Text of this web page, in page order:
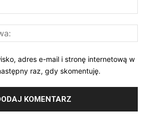
adres e-mail i stronę internetową w
raz, gdy skomentuję.